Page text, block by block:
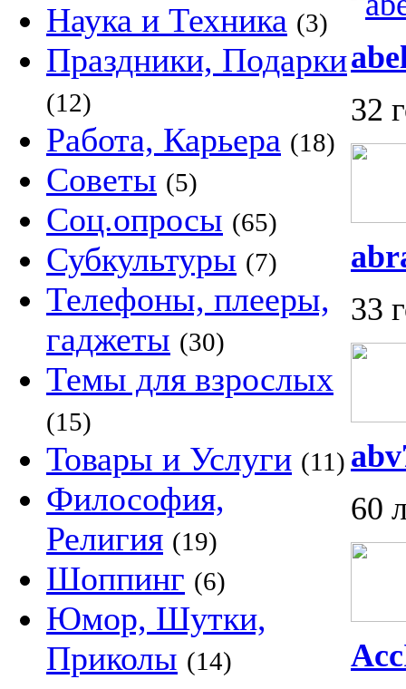
Наука и Техника (3)
Праздники, Подарки
(12)
Работа, Карьера (18)
Советы (5)
Соц.опросы (65)
Субкультуры (7)
Телефоны, плееры,
гаджеты (30)
Темы для взрослых
(15)
Товары и Услуги (11)
Философия,
Религия (19)
Шоппинг (6)
Юмор, Шутки,
Приколы (14)
32
33
60